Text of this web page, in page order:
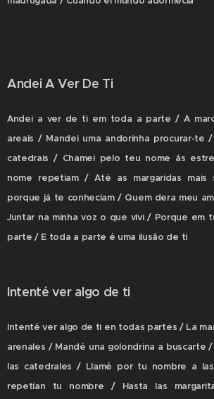
Andei A Ver De Ti
Andei a ver de ti em toda a parte / A
areais / Mandei uma andorinha procurar-te
catedrais / Chamei pelo teu nome ás
nome repetiam / Até as margaridas mais
porque já te conheciam / Quem dera meu
Juntar na minha voz o que vivi / Porque em
parte / E toda a parte é uma ilusão de ti
Intenté ver algo de ti
Intenté ver algo de ti en todas partes / La
arenales / Mandé una golondrina a buscarte
las catedrales / Llamé por tu nombre a
repetían tu nombre / Hasta las